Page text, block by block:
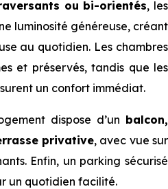
ou bi-orientés, les
luminosité généreuse, créant
au quotidien. Les chambres
et préservés, tandis que les
un confort immédiat.
dispose d’un balcon,
privative, avec vue sur
Enfin, un parking sécurisé
un quotidien facilité.